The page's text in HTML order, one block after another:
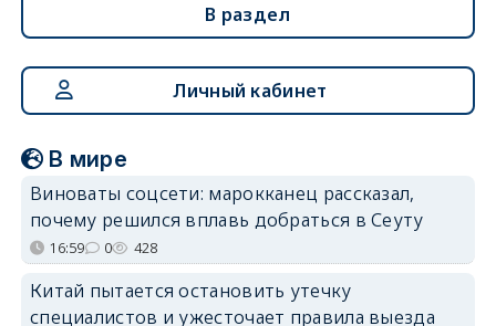
В раздел
Личный кабинет
В мире
Виноваты соцсети: марокканец рассказал,
почему решился вплавь добраться в Сеуту
16:59 0 428
Китай пытается остановить утечку
специалистов и ужесточает правила выезда